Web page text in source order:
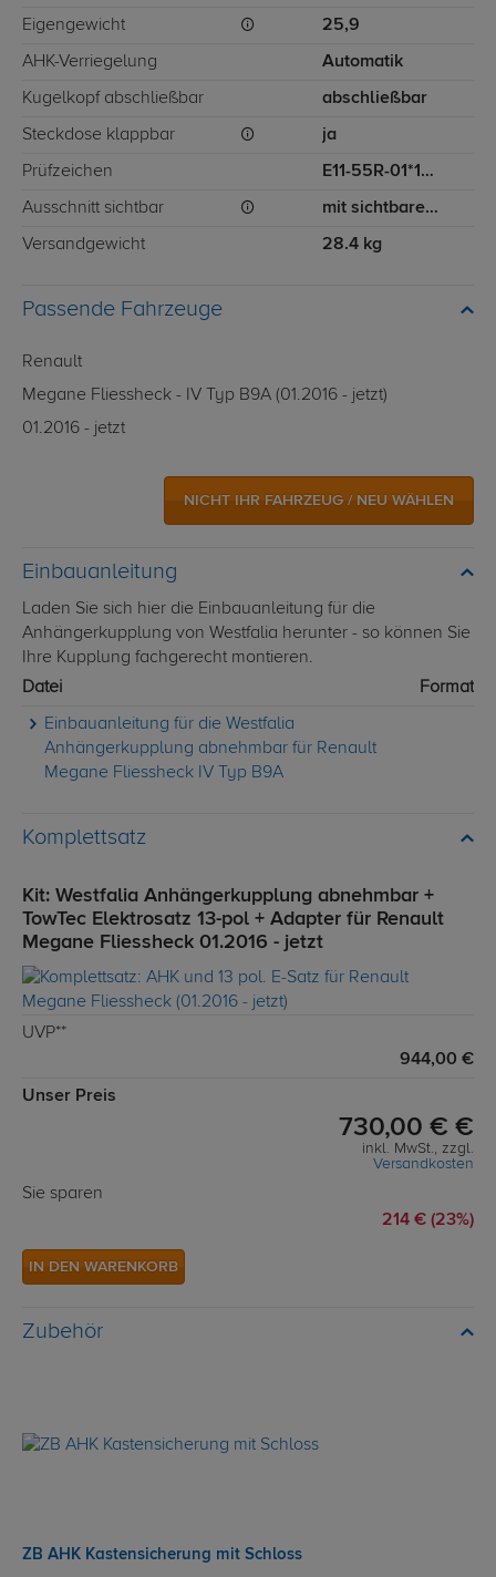
Eigengewicht 25,9
AHK-Verriegelung Automatik
Kugelkopf abschließbar abschließbar
Steckdose klappbar ja
Prüfzeichen E11-55R-01*11225
Ausschnitt sichtbar mit sichtbarem Ausschnitt für Stoßstange
Versandgewicht 28.4 kg
Passende Fahrzeuge
Renault
Megane Fliessheck - IV Typ B9A (01.2016 - jetzt)
01.2016 - jetzt
NICHT IHR FAHRZEUG / NEU WÄHLEN
Einbauanleitung
Laden Sie sich hier die Einbauanleitung für die
Anhängerkupplung von Westfalia herunter - so können Sie
Ihre Kupplung fachgerecht montieren.
Datei
Format
Einbauanleitung für die Westfalia
Anhängerkupplung abnehmbar für Renault
Megane Fliessheck IV Typ B9A
Komplettsatz
Kit: Westfalia Anhängerkupplung abnehmbar +
TowTec Elektrosatz 13-pol + Adapter für Renault
Megane Fliessheck 01.2016 - jetzt
UVP**
944,00 €
Unser Preis
730,00 € €
inkl. MwSt., zzgl.
Versandkosten
Sie sparen
214 € (23%)
IN DEN WARENKORB
Zubehör
ZB AHK Kastensicherung mit Schloss